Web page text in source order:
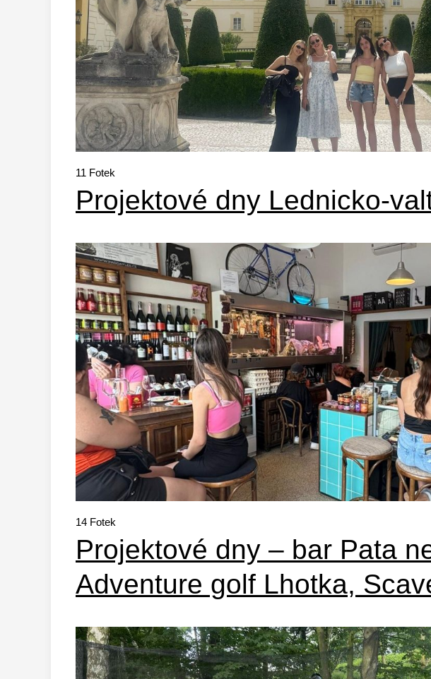
11 Fotek
Projektové dny Lednicko-
14 Fotek
Projektové dny – bar Pata
Adventure golf Lhotka,